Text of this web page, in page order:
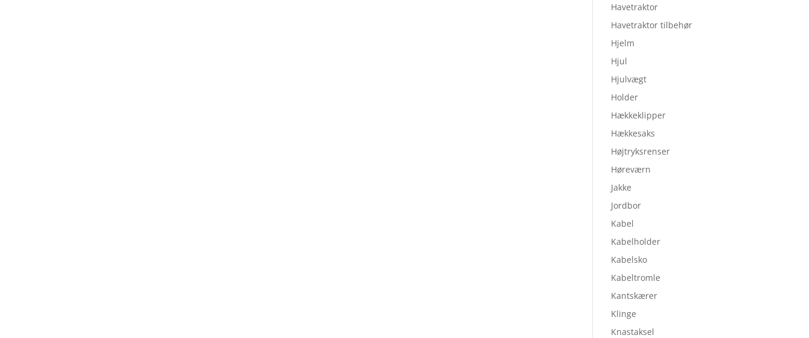
Havetraktor
Havetraktor tilbehør
Hjelm
Hjul
Hjulvægt
Holder
Hækkeklipper
Hækkesaks
Højtryksrenser
Høreværn
Jakke
Jordbor
Kabel
Kabelholder
Kabelsko
Kabeltromle
Kantskærer
Klinge
Knastaksel